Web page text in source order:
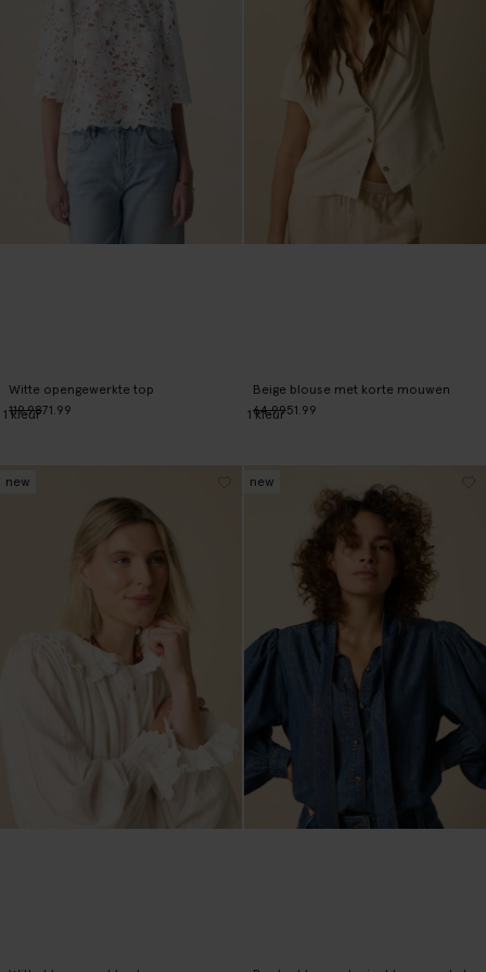
Witte opengewerkte top
119.9871.99
1kleur
Beige blouse met korte mouwen
64.9951.99
1kleur
new new